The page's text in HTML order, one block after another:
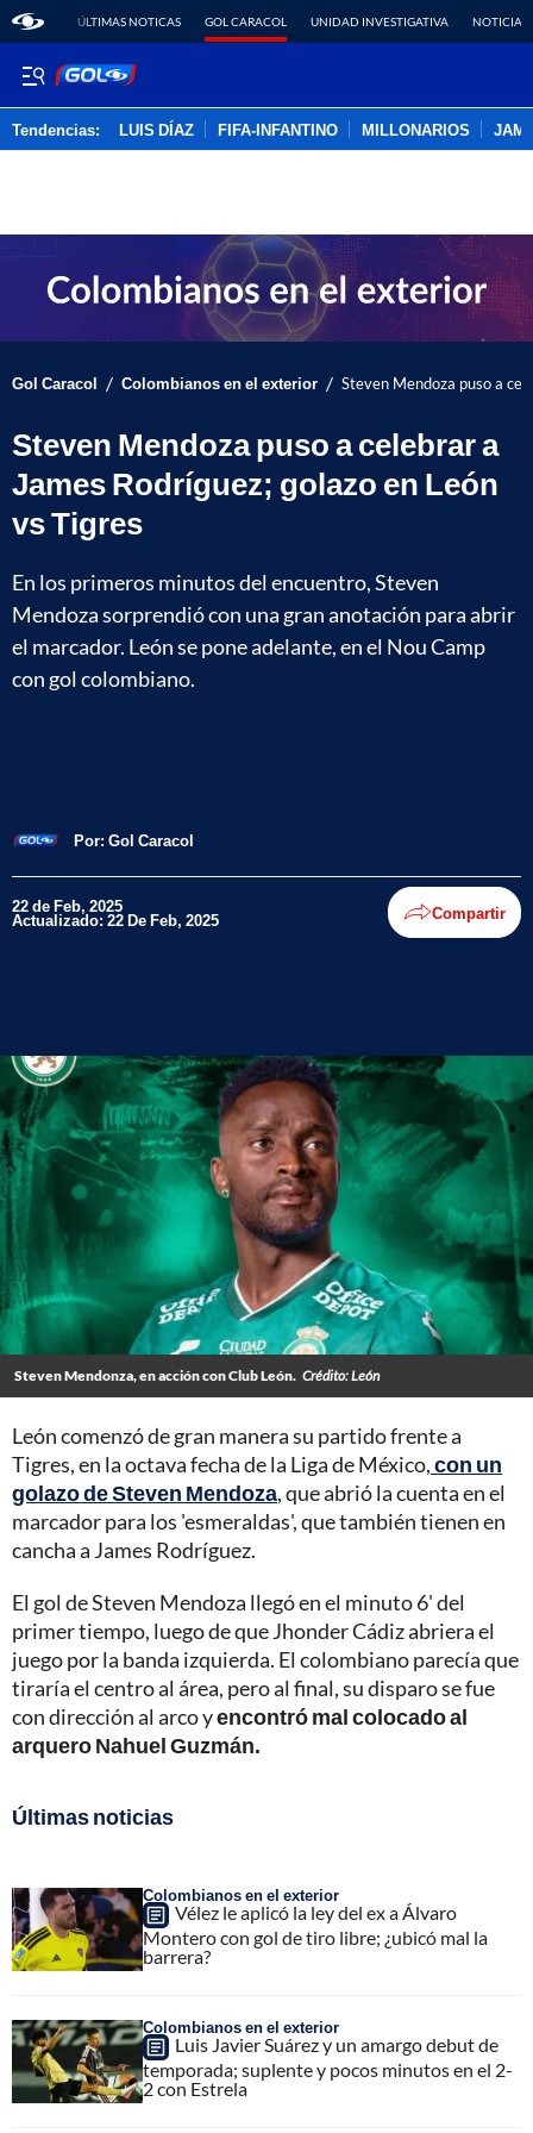
ÚLTIMAS NOTICAS GOL CARACOL UNIDAD INVESTIGATIVA NOTICIAS
Tendencias: LUIS DÍAZ FIFA-INFANTINO MILLONARIOS
Gol Caracol / Colombianos en el exterior / Steven Mendoza puso a
Steven Mendoza puso a celebrar a
James Rodríguez; golazo en León
vs Tigres
En los primeros minutos del encuentro, Steven
Mendoza sorprendió con una gran anotación para abrir
el marcador. León se pone adelante, en el Nou Camp
con gol colombiano.
Por: Gol Caracol
22 de Feb, 2025
Actualizado: 22 De Feb, 2025 Compartir
Steven Mendonza, en acción con Club León. Crédito: León
León comenzó de gran manera su partido frente a
Tigres, en la octava fecha de la Liga de México,con un
golazo de Steven Mendoza, que abrió la cuenta en el
marcador para los 'esmeraldas', que también tienen en
cancha a James Rodríguez.
El gol de Steven Mendoza llegó en el minuto 6' del
primer tiempo, luego de que Jhonder Cádiz abriera el
juego por la banda izquierda. El colombiano parecía que
tiraría el centro al área, pero al final, su disparo se fue
con dirección al arco yencontró mal colocado al
arquero Nahuel Guzmán.
Últimas noticias
Colombianos en el exterior
Vélez le aplicó la ley del ex a Álvaro
Montero con gol de tiro libre; ¿ubicó mal la
barrera?
Colombianos en el exterior
Luis Javier Suárez y un amargo debut de
temporada; suplente y pocos minutos en el 2-
2 con Estrela